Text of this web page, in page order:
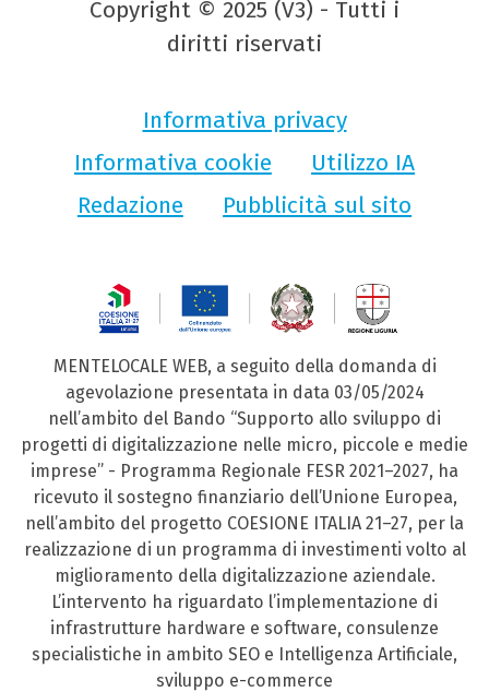
Copyright © 2025 (V3) - Tutti i
diritti riservati
Informativa privacy
Informativa cookie
Utilizzo IA
Redazione
Pubblicità sul sito
MENTELOCALE WEB, a seguito della domanda di
agevolazione presentata in data 03/05/2024
nell’ambito del Bando “Supporto allo sviluppo di
progetti di digitalizzazione nelle micro, piccole e medie
imprese” - Programma Regionale FESR 2021–2027, ha
ricevuto il sostegno finanziario dell’Unione Europea,
nell’ambito del progetto COESIONE ITALIA 21–27, per la
realizzazione di un programma di investimenti volto al
miglioramento della digitalizzazione aziendale.
L’intervento ha riguardato l’implementazione di
infrastrutture hardware e software, consulenze
specialistiche in ambito SEO e Intelligenza Artificiale,
sviluppo e-commerce